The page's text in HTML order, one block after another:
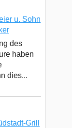
u. Sohn
des
haben
dies...
Grill